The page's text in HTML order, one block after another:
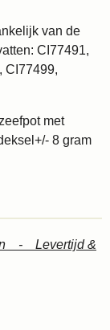
van de
CI77491,
CI77499,
met
8 gram
- Levertijd &